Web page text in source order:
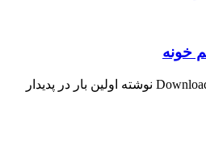
خونه
به نام Download New Song By Called نوشته اولین بار در پدیدار